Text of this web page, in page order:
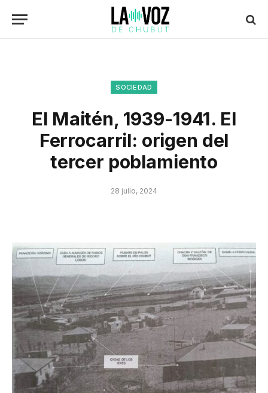
SOCIEDAD
El Maitén, 1939-1941. El
Ferrocarril: origen del
tercer poblamiento
28 julio, 2024